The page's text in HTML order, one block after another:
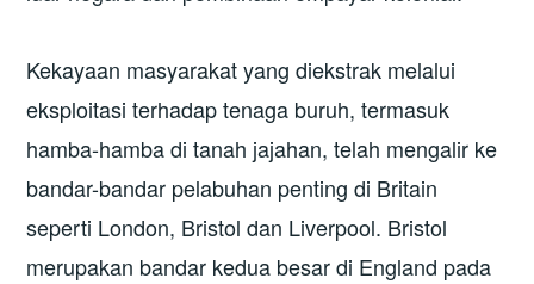
Kekayaan masyarakat yang diekstrak melalui
eksploitasi terhadap tenaga buruh, termasuk
hamba-hamba di tanah jajahan, telah mengalir ke
bandar-bandar pelabuhan penting di Britain
seperti London, Bristol dan Liverpool. Bristol
merupakan bandar kedua besar di England pada